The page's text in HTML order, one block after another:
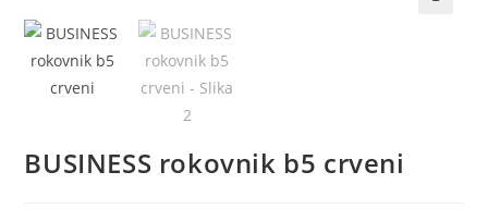
BUSINESS rokovnik b5 crveni